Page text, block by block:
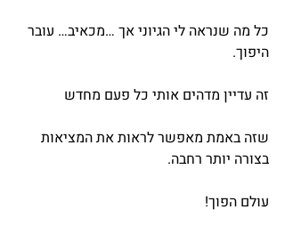
כל מה שנראה לי הגיוני אך …מכאיב… עובר
היפוך.
זה עדיין מדהים אותי כל פעם מחדש
שזה באמת מאפשר לראות את המציאות
בצורה יותר רחבה.
עולם הפוך!